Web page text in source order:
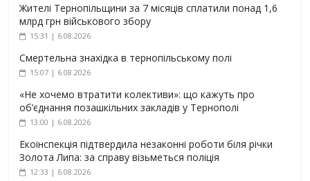
Жителі Тернопільщини за 7 місяців сплатили понад 1,6
млрд грн військового збору
15:31 | 6.08.2026
Смертельна знахідка в тернопільському полі
15:07 | 6.08.2026
«Не хочемо втратити колективи»: що кажуть про
об’єднання позашкільних закладів у Тернополі
13:00 | 6.08.2026
Екоінспекція підтвердила незаконні роботи біля річки
Золота Липа: за справу візьметься поліція
12:33 | 6.08.2026